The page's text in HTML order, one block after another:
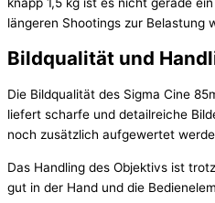
längeren Shootings zur Belastung
Bildqualität und
Die Bildqualität des Sigma Cine
liefert scharfe und detailreiche
noch zusätzlich aufgewertet
Das Handling des Objektivs ist
gut in der Hand und die